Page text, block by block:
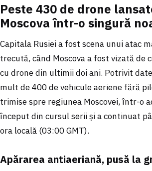
Peste 430 de drone
Moscova într-o singură
Capitala Rusiei a fost scena unui atac
trecută, când Moscova a fost vizată de
cu drone din ultimii doi ani. Potrivit
mult de 400 de vehicule aeriene fără
trimise spre regiunea Moscovei, într-o
început din cursul serii și a continuat
ora locală (03:00 GMT).
Apărarea antiaeriană, pusă la